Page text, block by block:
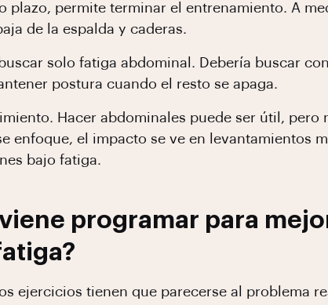
plazo, permite terminar el entrenamiento. A
de la espalda y caderas.
solo fatiga abdominal. Debería buscar
postura cuando el resto se apaga.
Hacer abdominales puede ser útil, pero
enfoque, el impacto se ve en levantamientos
bajo fatiga.
programar para
ejercicios tienen que parecerse al problema